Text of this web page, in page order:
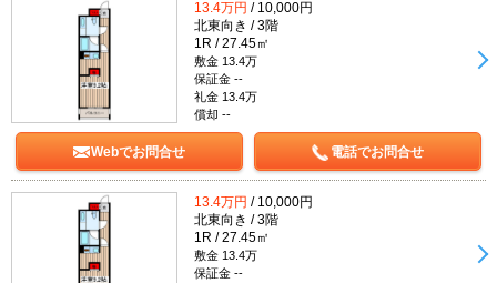
13.4万円 / 10,000円
北東向き / 3階
1R / 27.45㎡
敷金 13.4万
保証金 --
礼金 13.4万
償却 --
Webでお問合せ 電話でお問合せ
13.4万円 / 10,000円
北東向き / 3階
1R / 27.45㎡
敷金 13.4万
保証金 --